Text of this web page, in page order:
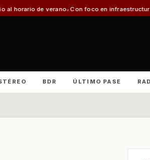
Con foco en infraestructura y cruceros:
BDR ÚLTIMO PASE